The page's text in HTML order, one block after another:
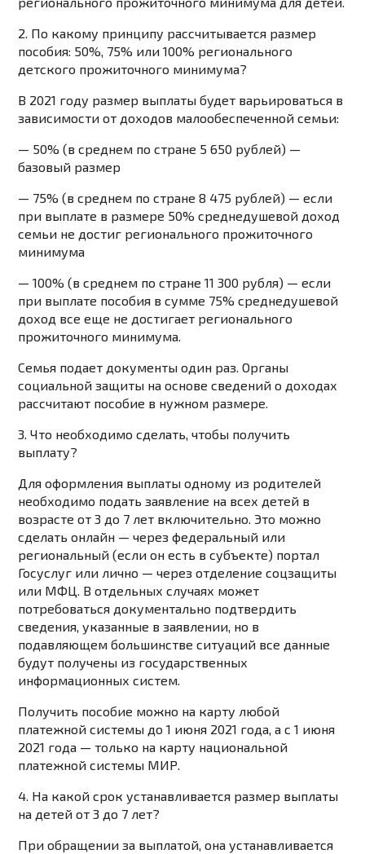
2. По какому принципу рассчитывается размер
пособия: 50%, 75% или 100% регионального
детского прожиточного минимума?
В 2021 году размер выплаты будет варьироваться в
зависимости от доходов малообеспеченной семьи:
— 50% (в среднем по стране 5 650 рублей) —
базовый размер
— 75% (в среднем по стране 8 475 рублей) — если
при выплате в размере 50% среднедушевой доход
семьи не достиг регионального прожиточного
минимума
— 100% (в среднем по стране 11 300 рубля) — если
при выплате пособия в сумме 75% среднедушевой
доход все еще не достигает регионального
прожиточного минимума.
Семья подает документы один раз. Органы
социальной защиты на основе сведений о доходах
рассчитают пособие в нужном размере.
3. Что необходимо сделать, чтобы получить
выплату?
Для оформления выплаты одному из родителей
необходимо подать заявление на всех детей в
возрасте от 3 до 7 лет включительно. Это можно
сделать онлайн — через федеральный или
региональный (если он есть в субъекте) портал
Госуслуг или лично — через отделение соцзащиты
или МФЦ. В отдельных случаях может
потребоваться документально подтвердить
сведения, указанные в заявлении, но в
подавляющем большинстве ситуаций все данные
будут получены из государственных
информационных систем.
Получить пособие можно на карту любой
платежной системы до 1 июня 2021 года, а с 1 июня
2021 года — только на карту национальной
платежной системы МИР.
4. На какой срок устанавливается размер выплаты
на детей от 3 до 7 лет?
При обращении за выплатой, она устанавливается